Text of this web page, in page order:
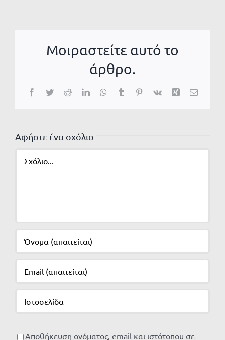
Μοιραστείτε αυτό το
άρθρο.
Facebook
TwitterRedditLinkedInWhatsApp
TumblrPinterest
Vk Xing Email
Αφήστε ένα σχόλιο
Αποθήκευση ονόματος, email και ιστότοπου σε